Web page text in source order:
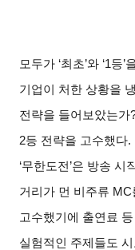
모두가 ‘최초’와 ‘1등
기업이 처한 상황을
전략을 들어보았는가
2등 전략을 고수했다.
‘무한도전’은 방송
거리가 먼 비주류
고수했기에 출연료
실험적인 주제들도